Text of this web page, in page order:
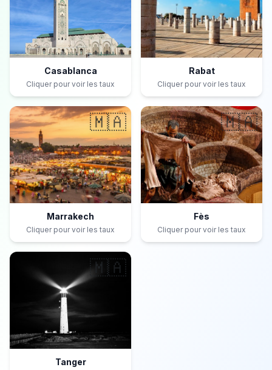
Casablanca
Cliquer pour voir les taux
Rabat
Cliquer pour voir les taux
🇲🇦
Marrakech
Cliquer pour voir les taux
🇲🇦
Fès
Cliquer pour voir les taux
🇲🇦
Tanger